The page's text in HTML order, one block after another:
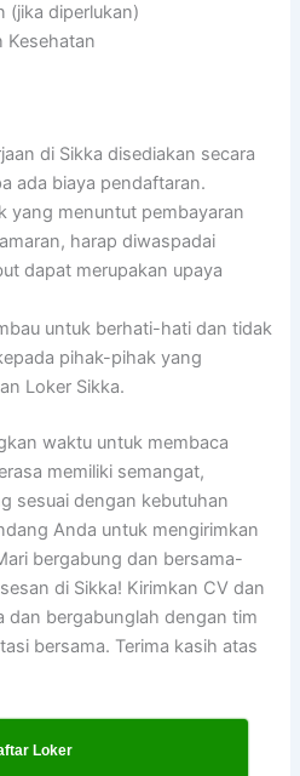
(jika diperlukan)
Kesehatan
di Sikka disediakan secara
ada biaya pendaftaran.
yang menuntut pembayaran
harap diwaspadai
dapat merupakan upaya
untuk berhati-hati dan tidak
pihak-pihak yang
Loker Sikka.
waktu untuk membaca
memiliki semangat,
sesuai dengan kebutuhan
Anda untuk mengirimkan
bergabung dan bersama-
di Sikka! Kirimkan CV dan
dan bergabunglah dengan tim
bersama. Terima kasih atas
Loker